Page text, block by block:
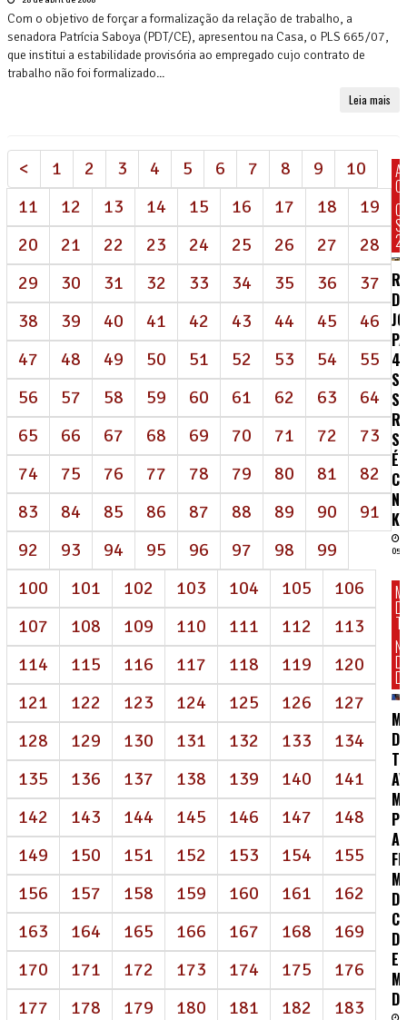
Com o objetivo de forçar a formalização da relação de trabalho, a
senadora Patrícia Saboya (PDT/CE), apresentou na Casa, o PLS 665/07,
que institui a estabilidade provisória ao empregado cujo contrato de
trabalho não foi formalizado...
Leia mais
< 1 2 3 4 5 6 7 8 9
10
11
12 13 14 15 16 17 18
19
20
21 22 23 24 25 26 27
28
29
30 31 32 33 34 35 36
37
38
39 40 41 42 43 44 45
46
47
48 49 50 51 52 53 54
55
56
57 58 59 60 61 62 63
64
65
66 67 68 69 70 71 72
73
74
75 76 77 78 79 80 81
82
83
84 85 86 87 88 89 90
91
92
93 94 95 96 97 98
99
100
101 102 103 104 105
106
107
108 109 110 111 112
113
114
115 116 117 118 119
120
121
122 123 124 125 126
127
128
129 130 131 132 133
134
135
136 137 138 139 140
141
142
143 144 145 146 147
148
149
150 151 152 153 154
155
156
157 158 159 160 161
162
163
164 165 166 167 168
169
170
171 172 173 174 175
176
177
178 179 180 181 182
183
DE
É
NA
05/
DE
DE